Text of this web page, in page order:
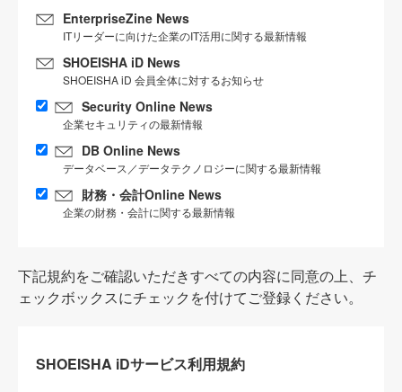
EnterpriseZine News
ITリーダーに向けた企業のIT活用に関する最新情報
SHOEISHA iD News
SHOEISHA iD 会員全体に対するお知らせ
Security Online News
企業セキュリティの最新情報
DB Online News
データベース／データテクノロジーに関する最新情報
財務・会計Online News
企業の財務・会計に関する最新情報
下記規約をご確認いただきすべての内容に同意の上、チ
ェックボックスにチェックを付けてご登録ください。
SHOEISHA iDサービス利用規約